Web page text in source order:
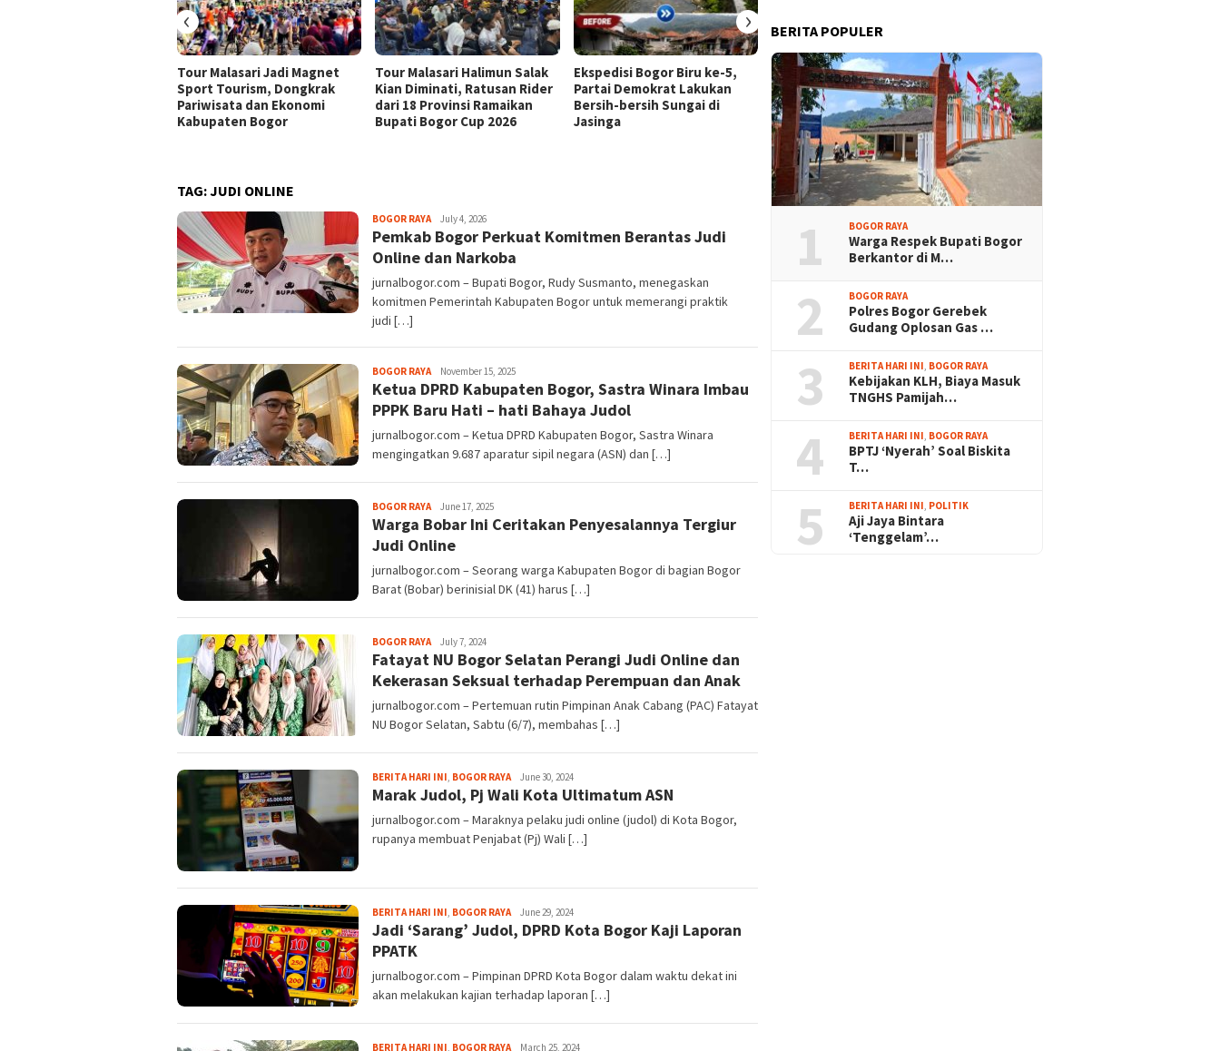
Tour Malasari Jadi Magnet
Sport Tourism, Dongkrak
Pariwisata dan Ekonomi
Kabupaten Bogor
Tour Malasari Halimun Salak
Kian Diminati, Ratusan Rider
dari 18 Provinsi Ramaikan
Bupati Bogor Cup 2026
Ekspedisi Bogor Biru ke-5,
Partai Demokrat Lakukan
Bersih-bersih Sungai di
Jasinga
Ekspedisi Bogor Biru di
Pangradin Bangun Kesadaran
Masyarakat Sungai Bebas
Sampah
Jelang Mukab IX KADIN
Kabupaten Bogor, PHRI Bulat
Dukung Ridwan Rusliadi
‹ ›
TAG:JUDI ONLINE
BOGOR RAYAAga
Alamanda
July 4, 2026
Pemkab Bogor Perkuat Komitmen Berantas Judi
Online dan Narkoba
jurnalbogor.com – Bupati Bogor, Rudy Susmanto, menegaskan
komitmen Pemerintah Kabupaten Bogor untuk memerangi praktik
judi […]
BOGOR RAYAAga
Alamanda
November 15, 2025
Ketua DPRD Kabupaten Bogor, Sastra Winara Imbau
PPPK Baru Hati – hati Bahaya Judol
jurnalbogor.com – Ketua DPRD Kabupaten Bogor, Sastra Winara
mengingatkan 9.687 aparatur sipil negara (ASN) dan […]
BOGOR RAYASayyev
June 17, 2025
Warga Bobar Ini Ceritakan Penyesalannya Tergiur
Judi Online
jurnalbogor.com – Seorang warga Kabupaten Bogor di bagian Bogor
Barat (Bobar) berinisial DK (41) harus […]
BOGOR RAYASayyev
July 7, 2024
Fatayat NU Bogor Selatan Perangi Judi Online dan
Kekerasan Seksual terhadap Perempuan dan Anak
jurnalbogor.com – Pertemuan rutin Pimpinan Anak Cabang (PAC) Fatayat
NU Bogor Selatan, Sabtu (6/7), membahas […]
BERITA HARI INI, BOGOR RAYAFredy
Kristianto
June 30, 2024
Marak Judol, Pj Wali Kota Ultimatum ASN
jurnalbogor.com – Maraknya pelaku judi online (judol) di Kota Bogor,
rupanya membuat Penjabat (Pj) Wali […]
BERITA HARI INI, BOGOR RAYAFredy
Kristianto
June 29, 2024
Jadi ‘Sarang’ Judol, DPRD Kota Bogor Kaji Laporan
PPATK
jurnalbogor.com – Pimpinan DPRD Kota Bogor dalam waktu dekat ini
akan melakukan kajian terhadap laporan […]
BERITA HARI INI, BOGOR RAYAFredyMarch 25, 2024
BERITA POPULER
1 BOGOR RAYA
Warga Respek Bupati Bogor
Berkantor di M…
2 BOGOR RAYA
Polres Bogor Gerebek
Gudang Oplosan Gas …
3 BERITA HARI INI, BOGOR RAYA
Kebijakan KLH, Biaya Masuk
TNGHS Pamijah…
4 BERITA HARI INI, BOGOR RAYA
BPTJ ‘Nyerah’ Soal Biskita
T…
5 BERITA HARI INI, POLITIK
Aji Jaya Bintara
‘Tenggelam’…